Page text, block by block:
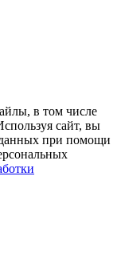
в том числе
сайт, вы
данных при помощи